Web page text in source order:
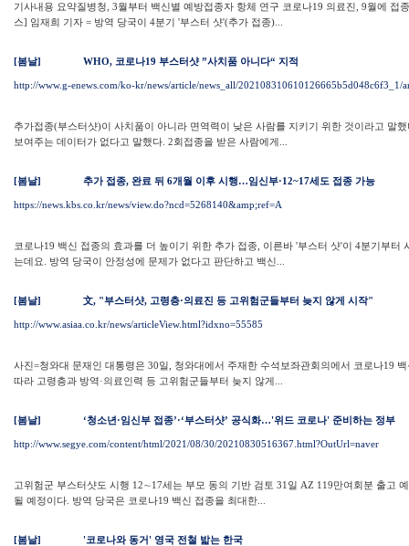
기사내용 요약질병청, 3월부터 백신별 예방접종자 항체 연구 코로나19 의료진, 9월에
스] 임재희 기자 = 방역 당국이 4분기 '부스터 샷'(추가 접종)...
[봄날] WHO, 코로나19 부스터샷 ”사치품 아니다“ 지적
http://www.g-enews.com/ko-kr/news/article/news_all/202108310610126665b5d048c6f3_1/
추가접종(부스터샷)이 사치품이 아니라 면역력이 낮은 사람를 지키기 위한 것이라고 말
보여주는 데이터가 없다고 말했다. 2회접종을 받은 사람에게...
[봄날] 추가 접종, 완료 뒤 6개월 이후 시행…임신부·12~17세도 접종 가능
https://news.kbs.co.kr/news/view.do?ncd=5268140&amp;ref=A
코로나19 백신 접종의 효과를 더 높이기 위한 추가 접종, 이른바 '부스터 샷'이 4분기부
는데요. 방역 당국이 안정성에 문제가 없다고 판단하고 백신...
[봄날] 文, "부스터샷, 고령층·의료진 등 고위험군들부터 늦지 않게 시작"
http://www.asiaa.co.kr/news/articleView.html?idxno=55585
사진=청와대 문재인 대통령은 30일, 청와대에서 주재한 수석보좌관회의에서 코로나19
따라 고령층과 방역·의료인력 등 고위험군들부터 늦지 않게...
[봄날] ‘청소년·임신부 접종’·‘부스터샷’ 공식화…'위드 코로나' 준비하는 정부
http://www.segye.com/content/html/2021/08/30/20210830516367.html?OutUrl=naver
고위험군 부스터샷도 시행 12∼17세는 부모 동의 기반 검토 31일 AZ 119만여회분 출고
될 예정이다. 방역 당국은 코로나19 백신 접종을 최대한...
[봄날] '코로나와 동거' 영국 전철 밟는 한국